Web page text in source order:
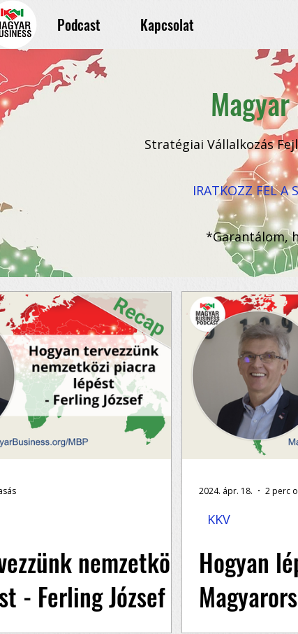
Podcast Kapcsolat
Stratégiai Vállalkozás
IRATKOZZ FEL A
*Garantálom,
nemzetközi
- Ferling József
tipikus PR szakember. Eredeti
Hogyan
KKV
2024. ápr. 18. 2 perc